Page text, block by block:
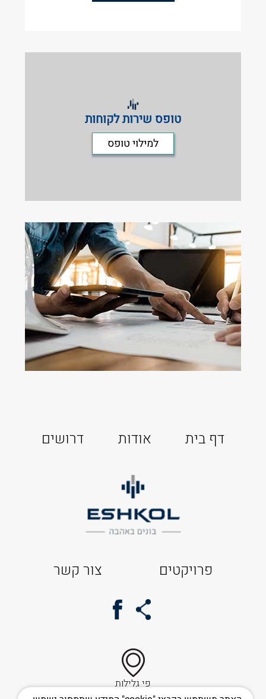
טופס שירות לקוחות
למילוי טופס
דף בית אודות דרושים
פרויקטים צור קשר
פי גלילות